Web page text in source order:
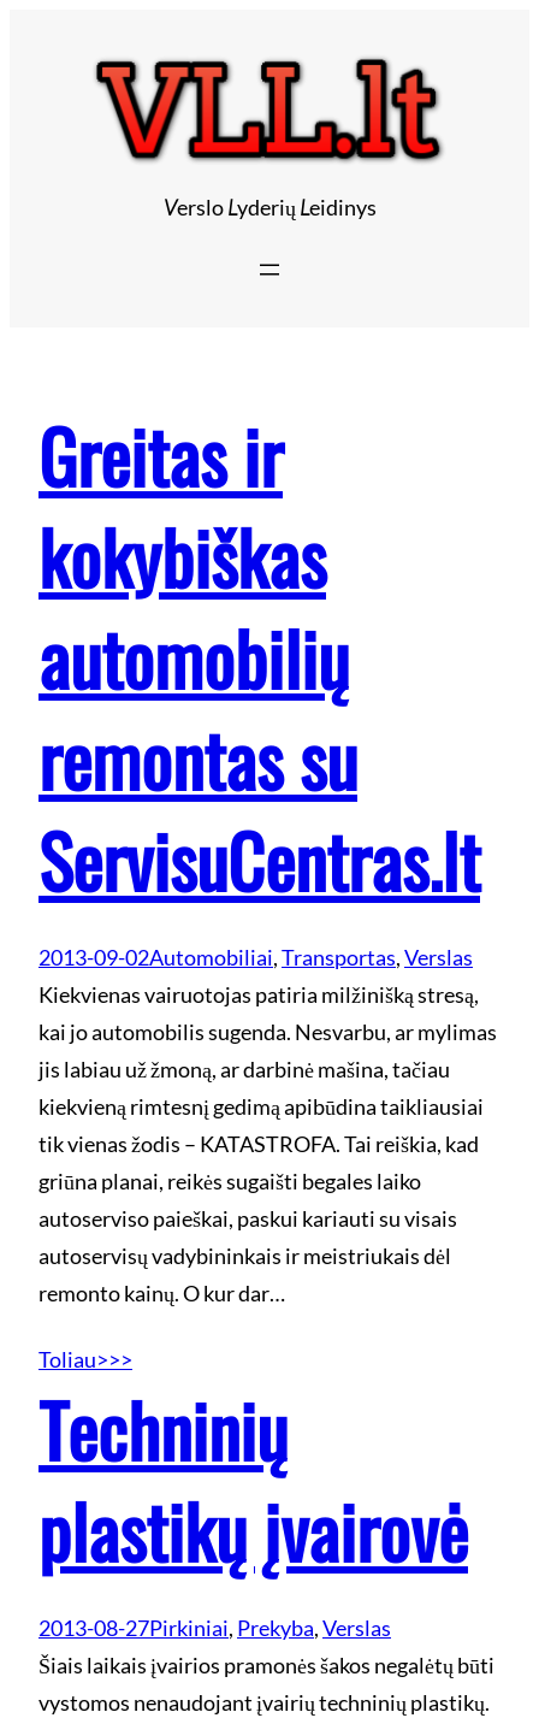
VersloLyderių Leidinys
Greitas ir
kokybiškas
automobilių
remontas su
ServisuCentras.lt
2013-09-02Automobiliai, Transportas, Verslas
Kiekvienas vairuotojas patiria milžinišką stresą,
kai jo automobilis sugenda. Nesvarbu, ar mylimas
jis labiau už žmoną, ar darbinė mašina, tačiau
kiekvieną rimtesnį gedimą apibūdina taikliausiai
tik vienas žodis – KATASTROFA. Tai reiškia, kad
griūna planai, reikės sugaišti begales laiko
autoserviso paieškai, paskui kariauti su visais
autoservisų vadybininkais ir meistriukais dėl
remonto kainų. O kur dar…
Toliau>>>
Techninių
plastikų įvairovė
2013-08-27Pirkiniai, Prekyba, Verslas
Šiais laikais įvairios pramonės šakos negalėtų būti
vystomos nenaudojant įvairių techninių plastikų.